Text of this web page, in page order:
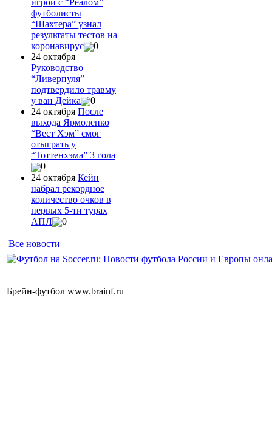
футболисты
“Шахтера” узнал
результаты тестов на
коронавирус
0
24 октября
Руководство
“Ливерпуля”
подтвердило травму
у ван Дейка
0
24 октября После
выхода Ярмоленко
“Вест Хэм” смог
отыграть у
“Тоттенхэма” 3 гола
0
24 октября Кейн
набрал рекордное
количество очков в
первых 5-ти турах
АПЛ
0
Все новости
Брейн-футбол www.brainf.ru